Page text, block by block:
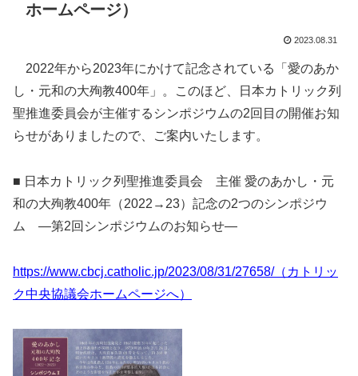
ホームページ）
2023.08.31
2022年から2023年にかけて記念されている「愛のあか
し・元和の大殉教400年」。このほど、日本カトリック列
聖推進委員会が主催するシンポジウムの2回目の開催お知
らせがありましたので、ご案内いたします。
■ 日本カトリック列聖推進委員会 主催 愛のあかし・元
和の大殉教400年（2022→23）記念の2つのシンポジウ
ム ―第2回シンポジウムのお知らせ―
https://www.cbcj.catholic.jp/2023/08/31/27658/（カトリッ
ク中央協議会ホームページへ）